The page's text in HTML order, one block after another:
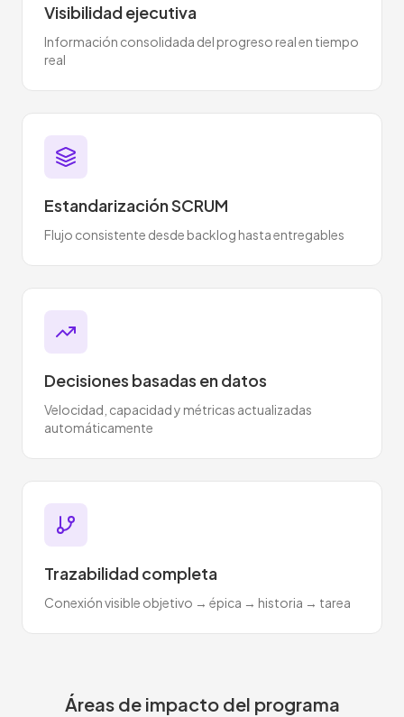
Visibilidad ejecutiva
Información consolidada del progreso real en tiempo
real
Estandarización SCRUM
Flujo consistente desde backlog hasta entregables
Decisiones basadas en datos
Velocidad, capacidad y métricas actualizadas
automáticamente
Trazabilidad completa
Conexión visible objetivo → épica → historia → tarea
Áreas de impacto del programa